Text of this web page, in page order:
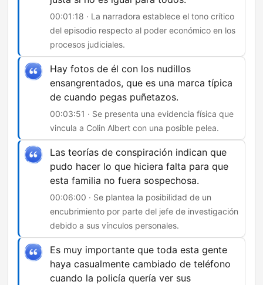
00:01:18 · La narradora establece el tono crítico
del episodio respecto al poder económico en los
procesos judiciales.
Hay fotos de él con los nudillos
ensangrentados, que es una marca típica
de cuando pegas puñetazos.
00:03:51 · Se presenta una evidencia física que
vincula a Colin Albert con una posible pelea.
Las teorías de conspiración indican que
pudo hacer lo que hiciera falta para que
esta familia no fuera sospechosa.
00:06:00 · Se plantea la posibilidad de un
encubrimiento por parte del jefe de investigación
debido a sus vínculos personales.
Es muy importante que toda esta gente
haya casualmente cambiado de teléfono
cuando la policía quería ver sus